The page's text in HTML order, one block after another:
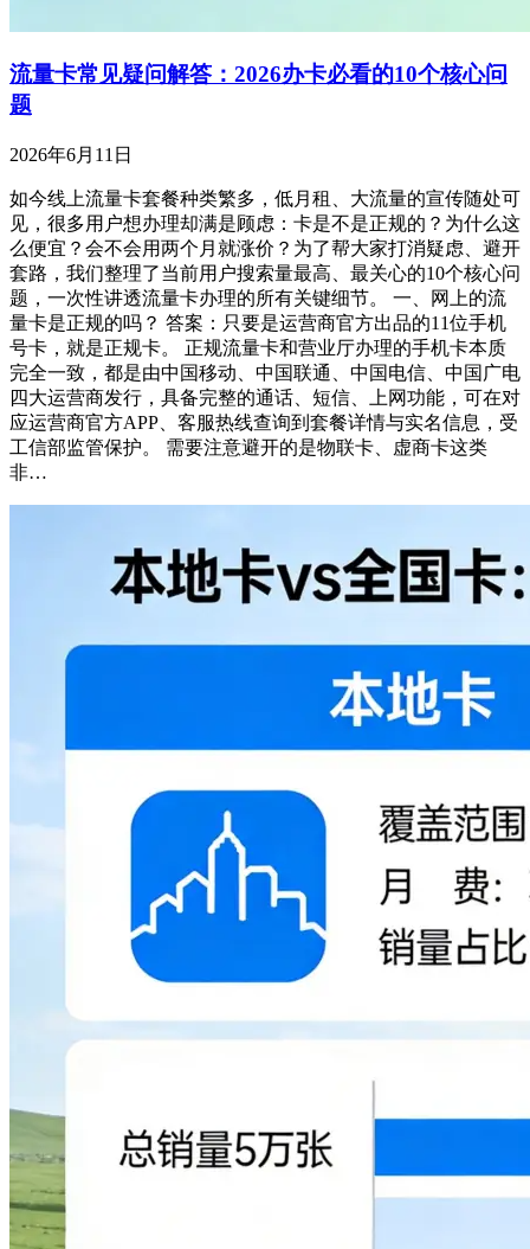
流量卡常见疑问解答：2026办卡必看的10个核心问
题
2026年6月11日
如今线上流量卡套餐种类繁多，低月租、大流量的宣传随处可
见，很多用户想办理却满是顾虑：卡是不是正规的？为什么这
么便宜？会不会用两个月就涨价？为了帮大家打消疑虑、避开
套路，我们整理了当前用户搜索量最高、最关心的10个核心问
题，一次性讲透流量卡办理的所有关键细节。 一、网上的流
量卡是正规的吗？ 答案：只要是运营商官方出品的11位手机
号卡，就是正规卡。 正规流量卡和营业厅办理的手机卡本质
完全一致，都是由中国移动、中国联通、中国电信、中国广电
四大运营商发行，具备完整的通话、短信、上网功能，可在对
应运营商官方APP、客服热线查询到套餐详情与实名信息，受
工信部监管保护。 需要注意避开的是物联卡、虚商卡这类
非…